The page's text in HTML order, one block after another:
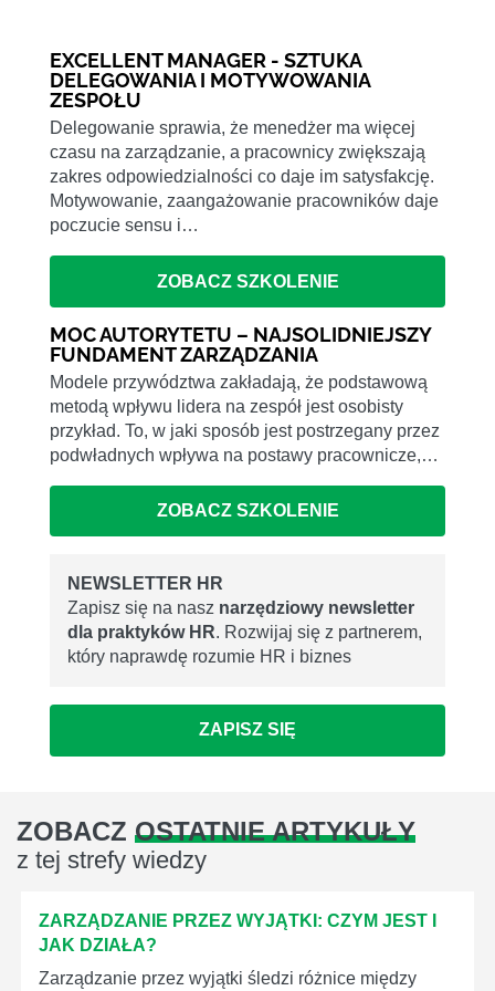
EXCELLENT MANAGER - SZTUKA
DELEGOWANIA I MOTYWOWANIA
ZESPOŁU
Delegowanie sprawia, że menedżer ma więcej
czasu na zarządzanie, a pracownicy zwiększają
zakres odpowiedzialności co daje im satysfakcję.
Motywowanie, zaangażowanie pracowników daje
poczucie sensu i…
ZOBACZ SZKOLENIE
MOC AUTORYTETU – NAJSOLIDNIEJSZY
FUNDAMENT ZARZĄDZANIA
Modele przywództwa zakładają, że podstawową
metodą wpływu lidera na zespół jest osobisty
przykład. To, w jaki sposób jest postrzegany przez
podwładnych wpływa na postawy pracownicze,…
ZOBACZ SZKOLENIE
NEWSLETTER HR
Zapisz się na nasz narzędziowy newsletter
dla praktyków HR. Rozwijaj się z partnerem,
który naprawdę rozumie HR i biznes
ZAPISZ SIĘ
ZOBACZ OSTATNIE ARTYKUŁY
z tej strefy wiedzy
ZARZĄDZANIE PRZEZ WYJĄTKI: CZYM JEST I
JAK DZIAŁA?
Zarządzanie przez wyjątki śledzi różnice między